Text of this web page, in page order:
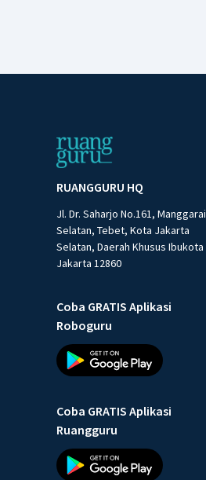
RUANGGURU HQ
Jl. Dr. Saharjo No.161, Manggarai
Selatan, Tebet, Kota Jakarta
Selatan, Daerah Khusus Ibukota
Jakarta 12860
Coba GRATIS Aplikasi
Roboguru
Coba GRATIS Aplikasi
Ruangguru